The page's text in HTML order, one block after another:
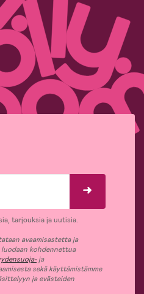
tarjouksia ja uutisia.
avaamisastetta ja
kohdennettua
ja
sekä käyttämistämme
ja evästeiden